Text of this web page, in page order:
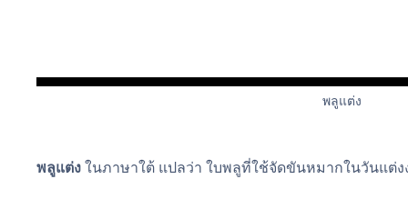
พลูแต่ง
พลูแต่ง ในภาษาใต้ แปลว่า ใบพลูที่ใช้จัดขันหมากในวันแต่ง